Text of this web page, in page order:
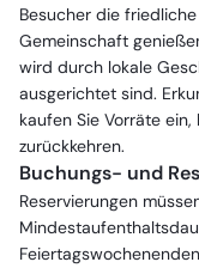
Besucher die
Gemeinschaft
wird durch lokale
ausgerichtet sind.
kaufen Sie Vorräte
zurückkehren.
Buchungs- und
Reservierungen